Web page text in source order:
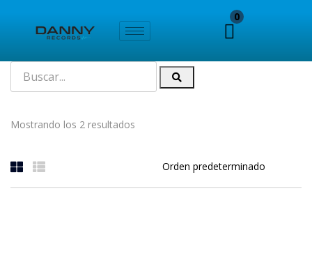
0
Mostrando los 2 resultados